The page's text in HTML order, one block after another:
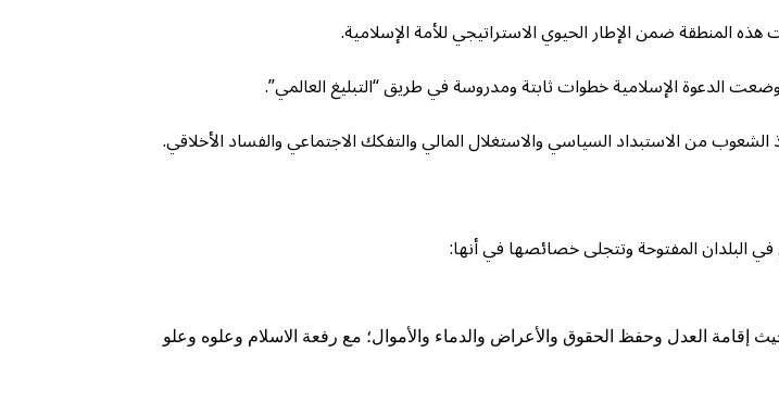
المنطقة ضمن الإطار الحيوي الاستراتيجي للأمة الإسلامية.
الدعوة الإسلامية خطوات ثابتة ومدروسة في طريق “التبليغ العالمي”.
الشعوب من الاستبداد السياسي والاستغلال المالي والتفكك الاجتماعي والفساد الأخلاقي.
البلدان المفتوحة وتتجلى خصائصها في أنها:
إقامة العدل وحفظ الحقوق والأعراض والدماء والأموال؛ مع رفعة الاسلام وعلوه وعلو